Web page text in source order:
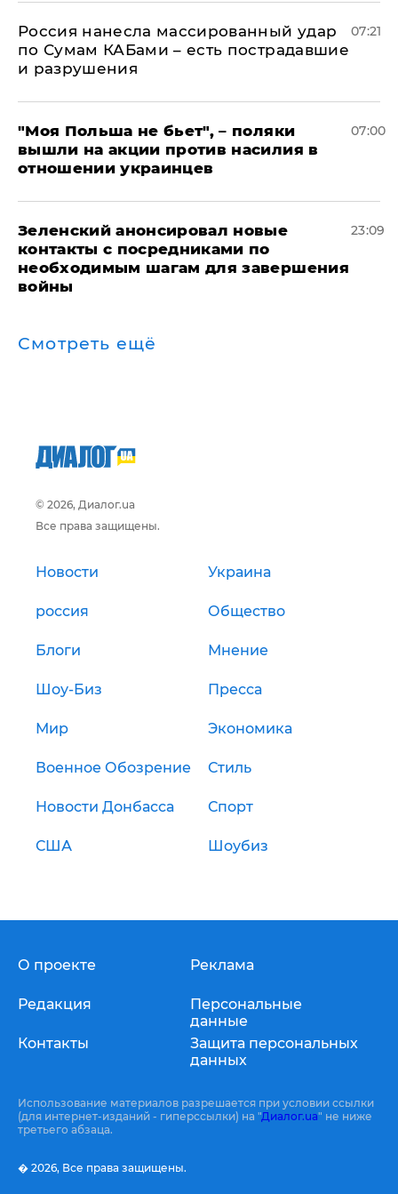
Россия нанесла массированный удар
по Сумам КАБами – есть пострадавшие
и разрушения
07:21
"Моя Польша не бьет", – поляки
вышли на акции против насилия в
отношении украинцев
07:00
Зеленский анонсировал новые
контакты с посредниками по
необходимым шагам для завершения
войны
23:09
Смотреть ещё
© 2026, Диалог.ua
Все права защищены.
Новости Украина
россия Общество
Блоги Мнение
Шоу-Биз Пресса
Мир Экономика
Военное Обозрение Стиль
Новости Донбасса Спорт
США Шоубиз
О проекте
Редакция
Контакты
Реклама
Персональные
данные
Защита персональных
данных
Использование материалов разрешается при условии ссылки
(для интернет-изданий - гиперссылки) на "Диалог.ua" не ниже
третьего абзаца.
� 2026, Все права защищены.